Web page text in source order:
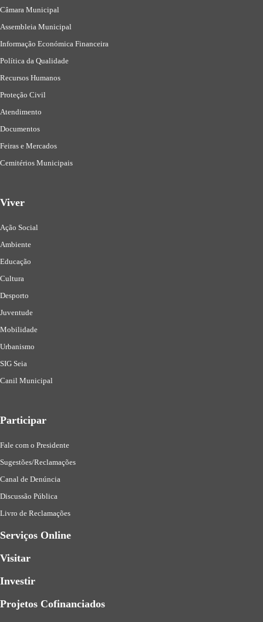
Câmara Municipal
Assembleia Municipal
Informação Económica Financeira
Política da Qualidade
Recursos Humanos
Proteção Civil
Atendimento
Documentos
Feiras e Mercados
Cemitérios Municipais
Viver
Ação Social
Ambiente
Educação
Cultura
Desporto
Juventude
Mobilidade
Urbanismo
SIG Seia
Canil Municipal
Participar
Fale com o Presidente
Sugestões/Reclamações
Canal de Denúncia
Discussão Pública
Livro de Reclamações
Serviços Online
Visitar
Investir
Projetos Cofinanciados